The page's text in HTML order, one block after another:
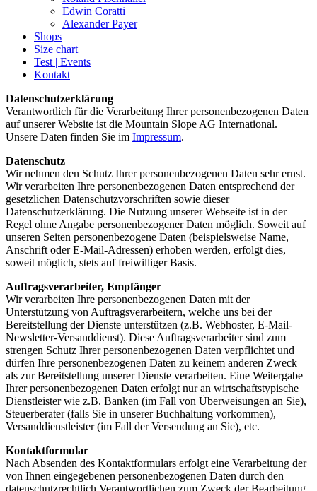
Edwin Coratti
Alexander Payer
Shops
Size chart
Test | Events
Kontakt
Datenschutzerklärung
Verantwortlich für die Verarbeitung Ihrer personenbezogenen Daten
auf unserer Website ist die Mountain Slope AG International.
Unsere Daten finden Sie im Impressum.
Datenschutz
Wir nehmen den Schutz Ihrer personenbezogenen Daten sehr ernst.
Wir verarbeiten Ihre personenbezogenen Daten entsprechend der
gesetzlichen Datenschutzvorschriften sowie dieser
Datenschutzerklärung. Die Nutzung unserer Webseite ist in der
Regel ohne Angabe personenbezogener Daten möglich. Soweit auf
unseren Seiten personenbezogene Daten (beispielsweise Name,
Anschrift oder E-Mail-Adressen) erhoben werden, erfolgt dies,
soweit möglich, stets auf freiwilliger Basis.
Auftragsverarbeiter, Empfänger
Wir verarbeiten Ihre personenbezogenen Daten mit der
Unterstützung von Auftragsverarbeitern, welche uns bei der
Bereitstellung der Dienste unterstützen (z.B. Webhoster, E-Mail-
Newsletter-Versanddienst). Diese Auftragsverarbeiter sind zum
strengen Schutz Ihrer personenbezogenen Daten verpflichtet und
dürfen Ihre personenbezogenen Daten zu keinem anderen Zweck
als zur Bereitstellung unserer Dienste verarbeiten. Eine Weitergabe
Ihrer personenbezogenen Daten erfolgt nur an wirtschaftstypische
Dienstleister wie z.B. Banken (im Fall von Überweisungen an Sie),
Steuerberater (falls Sie in unserer Buchhaltung vorkommen),
Versanddienstleister (im Fall der Versendung an Sie), etc.
Kontaktformular
Nach Absenden des Kontaktformulars erfolgt eine Verarbeitung der
von Ihnen eingegebenen personenbezogenen Daten durch den